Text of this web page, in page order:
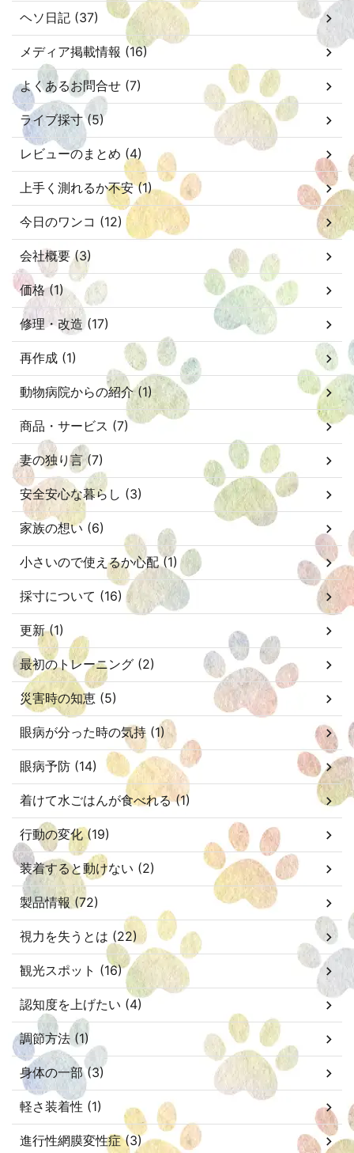
ヘソ日記 (37)
メディア掲載情報 (16)
よくあるお問合せ (7)
ライブ採寸 (5)
レビューのまとめ (4)
上手く測れるか不安 (1)
今日のワンコ (12)
会社概要 (3)
価格 (1)
修理・改造 (17)
再作成 (1)
動物病院からの紹介 (1)
商品・サービス (7)
妻の独り言 (7)
安全安心な暮らし (3)
家族の想い (6)
小さいので使えるか心配 (1)
採寸について (16)
更新 (1)
最初のトレーニング (2)
災害時の知恵 (5)
眼病が分った時の気持 (1)
眼病予防 (14)
着けて水ごはんが食べれる (1)
行動の変化 (19)
装着すると動けない (2)
製品情報 (72)
視力を失うとは (22)
観光スポット (16)
認知度を上げたい (4)
調節方法 (1)
身体の一部 (3)
軽さ装着性 (1)
進行性網膜変性症 (3)